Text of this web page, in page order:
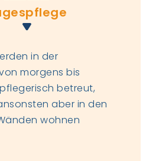
in der
morgens bis
betreut,
aber in den
wohnen